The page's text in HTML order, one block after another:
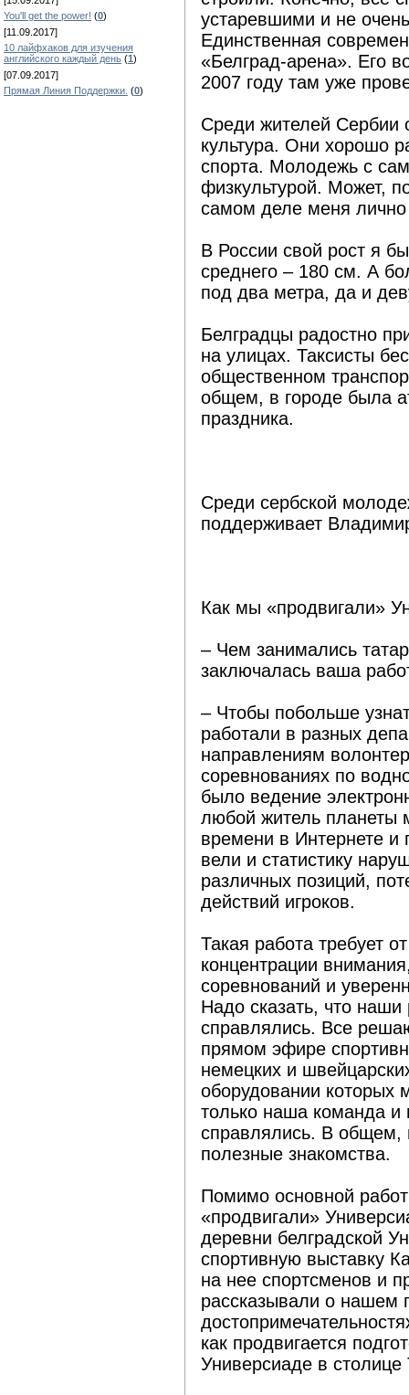
You'll get the power! (0)
[11.09.2017]
10 лайфхаков для изучения
английского каждый день (1)
[07.09.2017]
Прямая Линия Поддержки. (0)
устаревшими и не
Единственная
«Белград-арена». Его
2007 году там уже
Среди жителей Сербии
культура. Они хорошо
спорта. Молодежь с
физкультурой. Может,
самом деле меня лично
В России свой рост я
среднего – 180 см. А
под два метра, да и
Белградцы радостно
на улицах. Таксисты
общественном
общем, в городе была
праздника.
Среди сербской
поддерживает
Как мы «продвигали»
– Чем занимались
заключалась ваша
– Чтобы побольше
работали в разных
направлениям
соревнованиях по
было ведение
любой житель планеты
времени в Интернете
вели и статистику
различных позиций,
действий игроков.
Такая работа требует
концентрации
соревнований и
Надо сказать, что
справлялись. Все
прямом эфире
немецких и
оборудовании которых
только наша команда
справлялись. В общем,
полезные знакомства.
Помимо основной
«продвигали»
деревни белградской
спортивную выставку
на нее спортсменов и
рассказывали о нашем
как продвигается
Универсиаде в столице